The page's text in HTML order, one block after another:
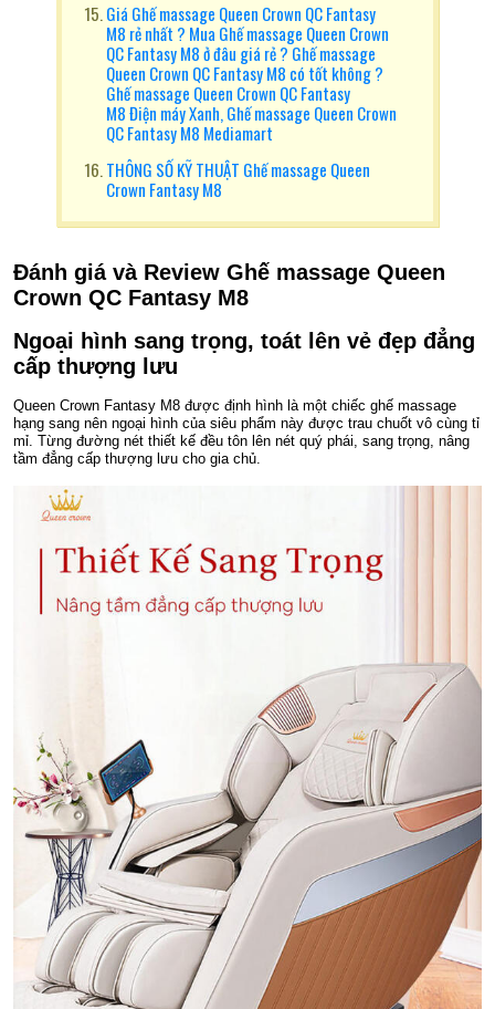
Giá Ghế massage Queen Crown QC Fantasy
M8 rẻ nhất ? Mua Ghế massage Queen Crown
QC Fantasy M8 ở đâu giá rẻ ? Ghế massage
Queen Crown QC Fantasy M8 có tốt không ?
Ghế massage Queen Crown QC Fantasy
M8 Điện máy Xanh, Ghế massage Queen Crown
QC Fantasy M8 Mediamart
THÔNG SỐ KỸ THUẬT Ghế massage Queen
Crown Fantasy M8
Đánh giá và Review Ghế massage Queen
Crown QC Fantasy M8
Ngoại hình sang trọng, toát lên vẻ đẹp đẳng
cấp thượng lưu
Queen Crown Fantasy M8 được định hình là một chiếc ghế massage
hạng sang nên ngoại hình của siêu phẩm này được trau chuốt vô cùng tỉ
mỉ. Từng đường nét thiết kế đều tôn lên nét quý phái, sang trọng, nâng
tầm đẳng cấp thượng lưu cho gia chủ.